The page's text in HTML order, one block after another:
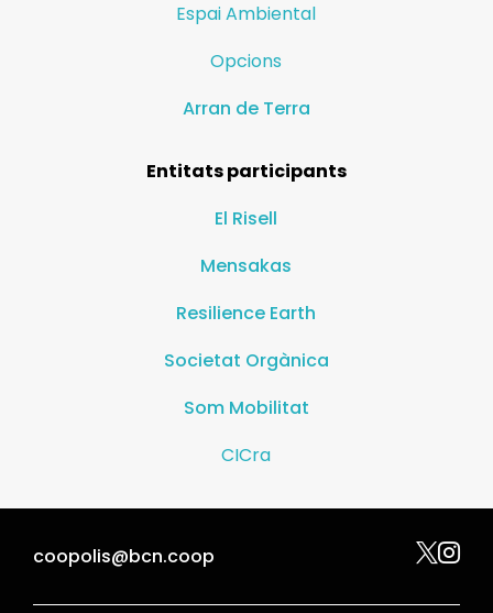
Espai Ambiental
Opcions
Arran de Terra
Entitats participants
El Risell
Mensakas
Resilience Earth
Societat Orgànica
Som Mobilitat
CICra
coopolis@bcn.coop 